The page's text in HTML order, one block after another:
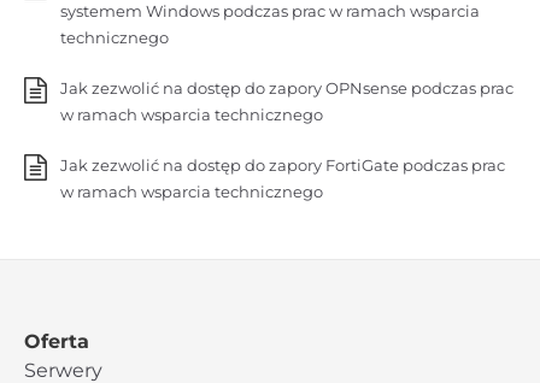
systemem Windows podczas prac w ramach wsparcia
technicznego
Jak zezwolić na dostęp do zapory OPNsense podczas prac
w ramach wsparcia technicznego
Jak zezwolić na dostęp do zapory FortiGate podczas prac
w ramach wsparcia technicznego
Oferta
Serwery